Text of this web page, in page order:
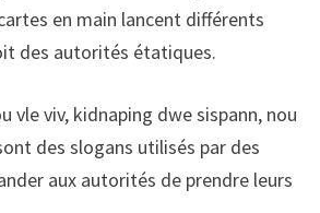
en main lancent différents
des autorités étatiques.
vle viv, kidnaping dwe sispann, nou
des slogans utilisés par des
aux autorités de prendre leurs